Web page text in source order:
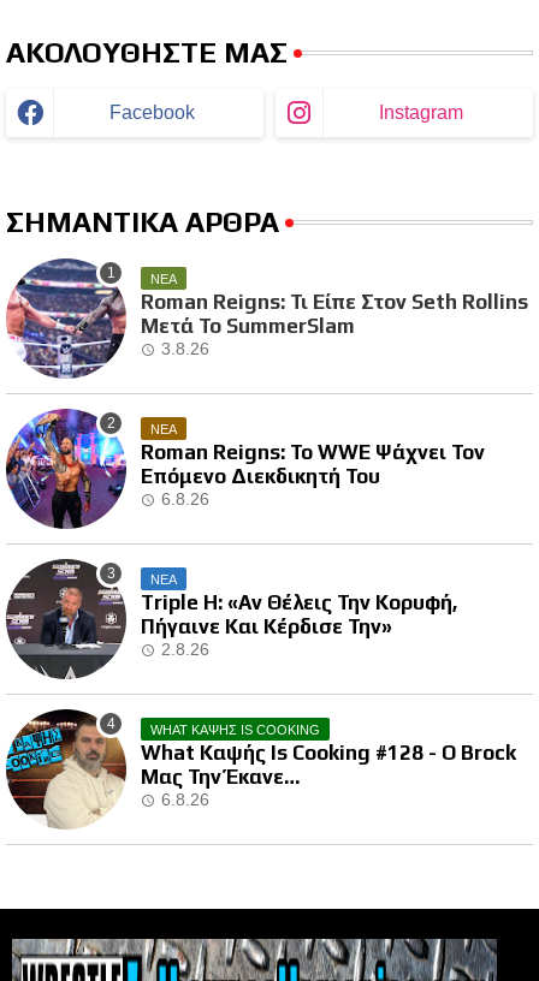
ΑΚΟΛΟΥΘΗΣΤΕ ΜΑΣ
Facebook Instagram
ΣΗΜΑΝΤΙΚΑ ΑΡΘΡΑ
ΝΕΑ
Roman Reigns: Τι Είπε Στον Seth Rollins
Μετά Το SummerSlam
3.8.26
ΝΕΑ
Roman Reigns: Το WWE Ψάχνει Τον
Επόμενο Διεκδικητή Του
6.8.26
ΝΕΑ
Triple H: «Αν Θέλεις Την Κορυφή,
Πήγαινε Και Κέρδισε Την»
2.8.26
WHAT ΚΑΨΗΣ IS COOKING
What Καψής Is Cooking #128 - Ο Brock
Μας Την Έκανε…
6.8.26